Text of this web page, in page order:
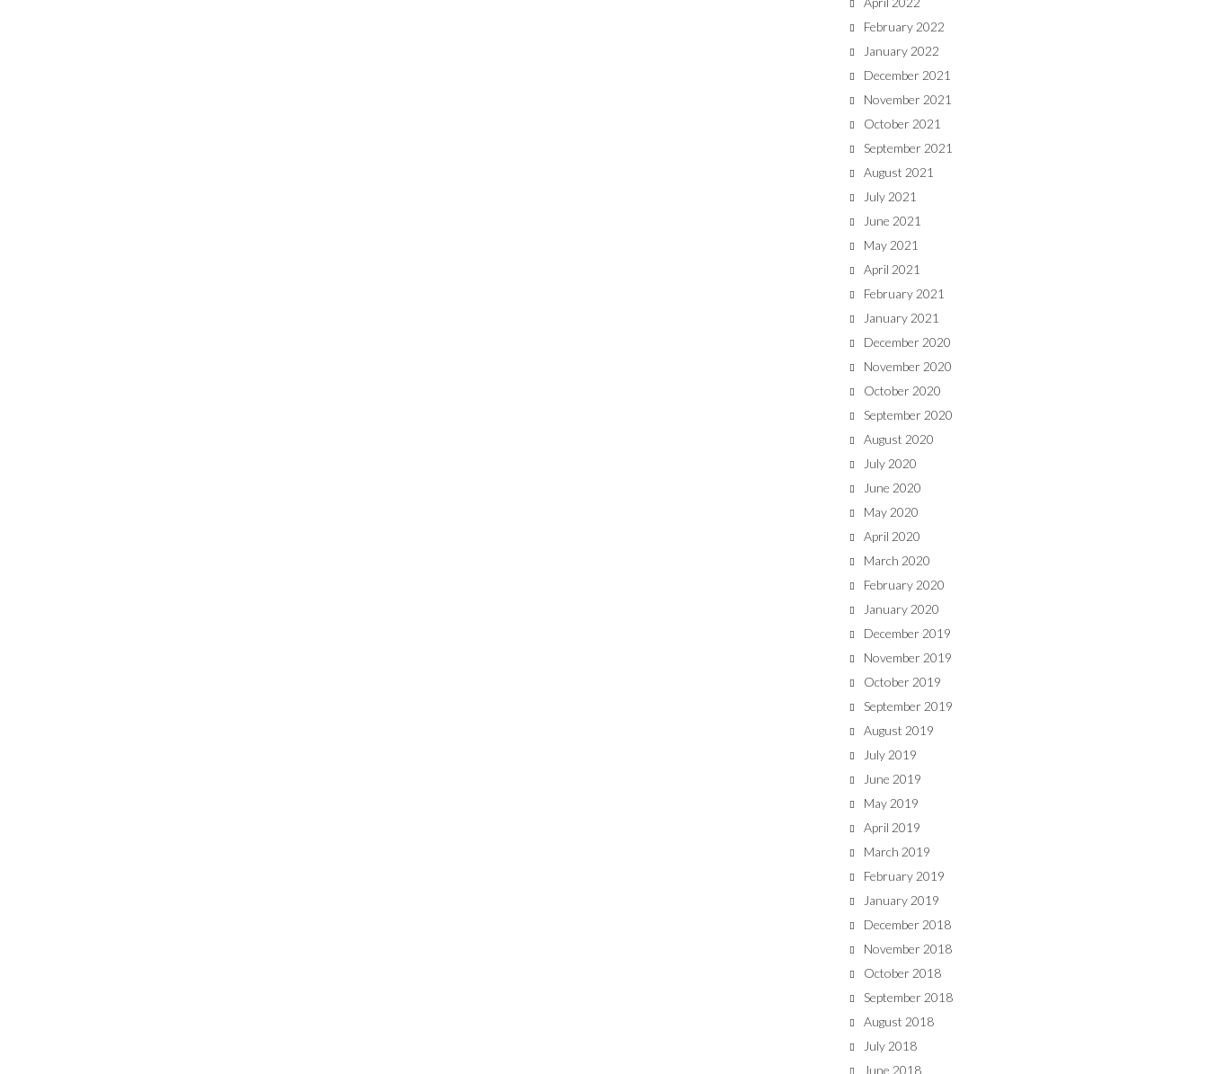
February 2022
January 2022
December 2021
November 2021
October 2021
September 2021
August 2021
July 2021
June 2021
May 2021
April 2021
February 2021
January 2021
December 2020
November 2020
October 2020
September 2020
August 2020
July 2020
June 2020
May 2020
April 2020
March 2020
February 2020
January 2020
December 2019
November 2019
October 2019
September 2019
August 2019
July 2019
June 2019
May 2019
April 2019
March 2019
February 2019
January 2019
December 2018
November 2018
October 2018
September 2018
August 2018
July 2018
June 2018